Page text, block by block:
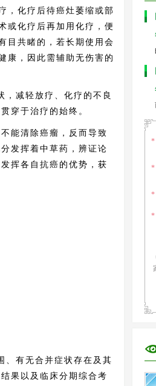
，化疗后待癌灶萎缩或部
或化疗后再加用化疗，便
目共睹的，若长期使用会
康，因此需辅助无伤害的
减轻放疗、化疗的不良
穿于治疗的始终。
能清除癌瘤，反而导致
发挥着中草药，辨证论
挥各自抗癌的优势，获
有无合并症状存在及其
果以及临床分期综合考
*
*
*
*